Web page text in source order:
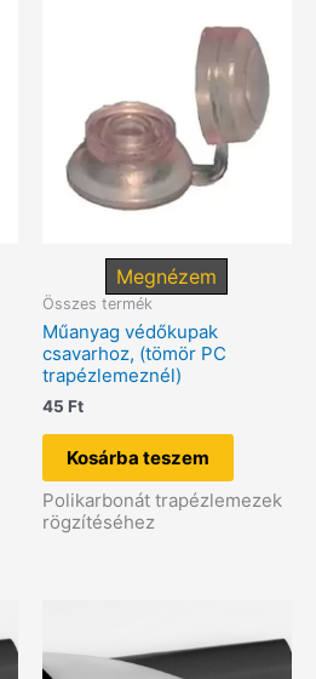
Megnézem
Összes termék
Műanyag védőkupak
csavarhoz, (tömör PC
trapézlemeznél)
45 Ft
Kosárba teszem
Polikarbonát trapézlemezek
rögzítéséhez